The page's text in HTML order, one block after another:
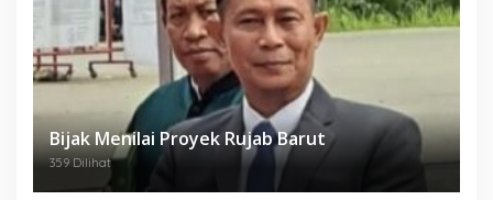
Bijak Menilai Proyek Rujab Barut
359 Dilihat